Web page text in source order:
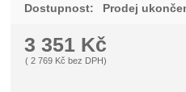
Dostupnost: Prodej
3 351 Kč
(2 769 Kč bez DPH)